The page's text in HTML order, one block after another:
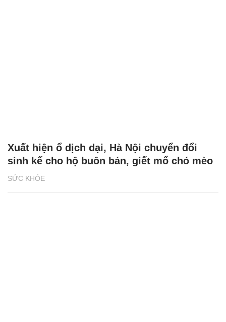
SỨC KHỎE
Xuất hiện ổ dịch dại, Hà Nội chuyển đổi
sinh kế cho hộ buôn bán, giết mổ chó mèo